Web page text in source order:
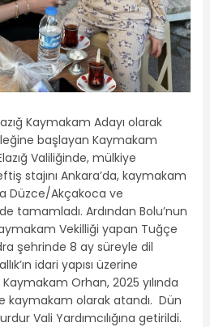
Kaymakam Adayı olarak
başlayan Kaymakam
Valiliğinde, mülkiye
stajını Ankara’da, kaymakam
Düzce/Akçakoca ve
tamamladı. Ardından Bolu’nun
Vekilliği yapan Tuğçe
şehrinde 8 ay süreyle dil
idari yapısı üzerine
Orhan, 2025 yılında
kaymakam olarak atandı. Dün
Vali Yardımcılığına getirildi.